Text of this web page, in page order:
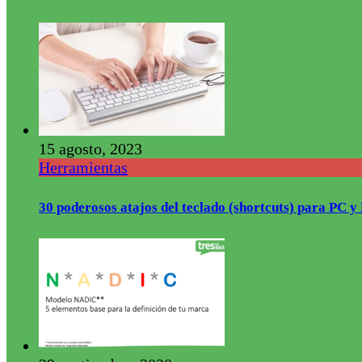
15 agosto, 2023
Herramientas
30 poderosos atajos del teclado (shortcuts) para PC y